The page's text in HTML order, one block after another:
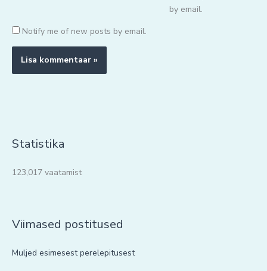
by email.
Notify me of new posts by email.
Statistika
123,017 vaatamist
Viimased postitused
Muljed esimesest perelepitusest